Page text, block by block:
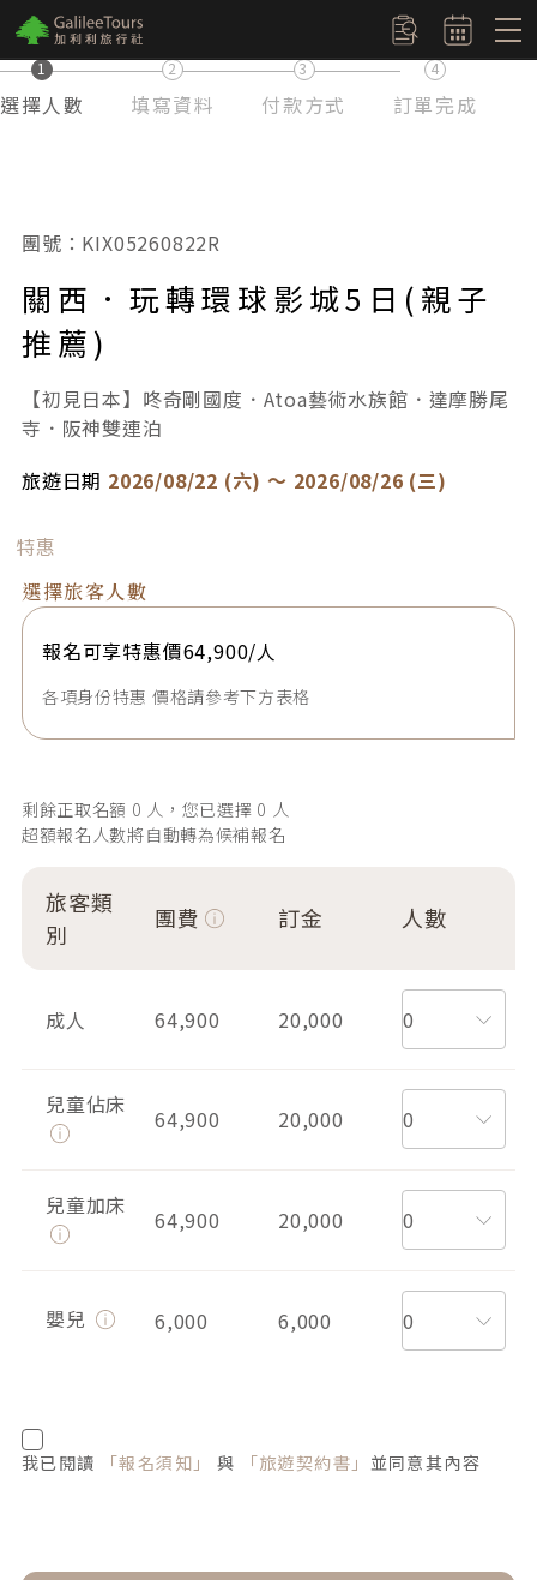
logo 訂單查詢
1
選擇人數
2
填寫資料
3
付款方式
4
訂單完成
團號：KIX05260822R
關西．玩轉環球影城5日(親子
推薦)
【初見日本】咚奇剛國度．Atoa藝術水族館．達摩勝尾
寺．阪神雙連泊
旅遊日期 2026/08/22 (六) ～ 2026/08/26 (三)
選擇旅客人數
特惠
報名可享特惠價64,900/人
各項身份特惠 價格請參考下方表格
剩餘正取名額 0 人，您已選擇 0 人
超額報名人數將自動轉為候補報名
旅客類
別
團費 訂金 人數
成人 64,900 20,000
兒童佔床
64,900 20,000
兒童加床
64,900 20,000
嬰兒 6,000 6,000
我已閱讀 「報名須知」 與 「旅遊契約書」 並同意其內容